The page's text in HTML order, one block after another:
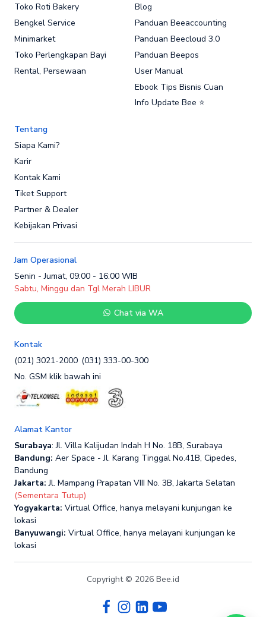
Toko Roti Bakery
Bengkel Service
Minimarket
Toko Perlengkapan Bayi
Rental, Persewaan
Blog
Panduan Beeaccounting
Panduan Beecloud 3.0
Panduan Beepos
User Manual
Ebook Tips Bisnis Cuan
Info Update Bee ⭐
Tentang
Siapa Kami?
Karir
Kontak Kami
Tiket Support
Partner & Dealer
Kebijakan Privasi
Jam Operasional
Senin - Jumat, 09:00 - 16:00 WIB
Sabtu, Minggu dan Tgl Merah LIBUR
Chat via WA
Kontak
(021) 3021-2000 (031) 333-00-300
No. GSM klik bawah ini
Alamat Kantor
Surabaya: Jl. Villa Kalijudan Indah H No. 18B, Surabaya
Bandung: Aer Space - Jl. Karang Tinggal No.41B, Cipedes,
Bandung
Jakarta: Jl. Mampang Prapatan VIII No. 3B, Jakarta Selatan
(Sementara Tutup)
Yogyakarta: Virtual Office, hanya melayani kunjungan ke
lokasi
Banyuwangi: Virtual Office, hanya melayani kunjungan ke
lokasi
Copyright © 2026 Bee.id